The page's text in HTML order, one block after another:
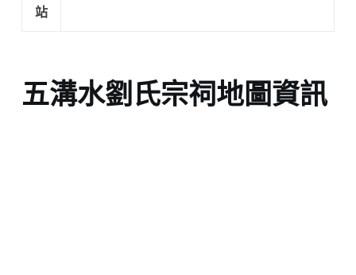
站
五溝水劉氏宗祠地圖資訊